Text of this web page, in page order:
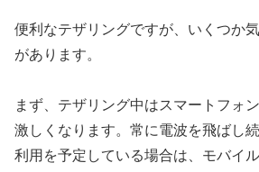
便利なテザリングですが、いくつか
があります。
まず、テザリング中はスマートフォ
激しくなります。常に電波を飛ばし
利用を予定している場合は、モバイ